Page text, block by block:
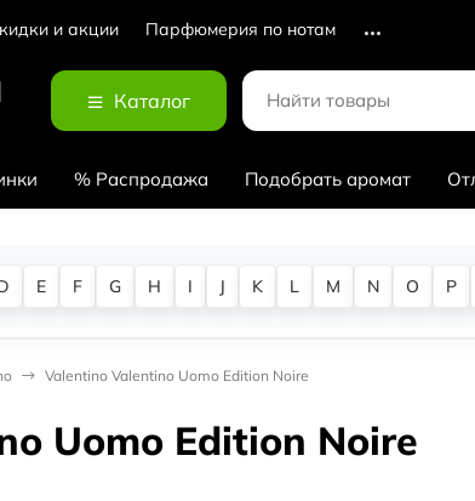
и акции Парфюмерия по нотам
Каталог
% Распродажа Подобрать аромат
E F G H I J K L M N O P
Valentino Valentino Uomo Edition Noire
Uomo Edition Noire